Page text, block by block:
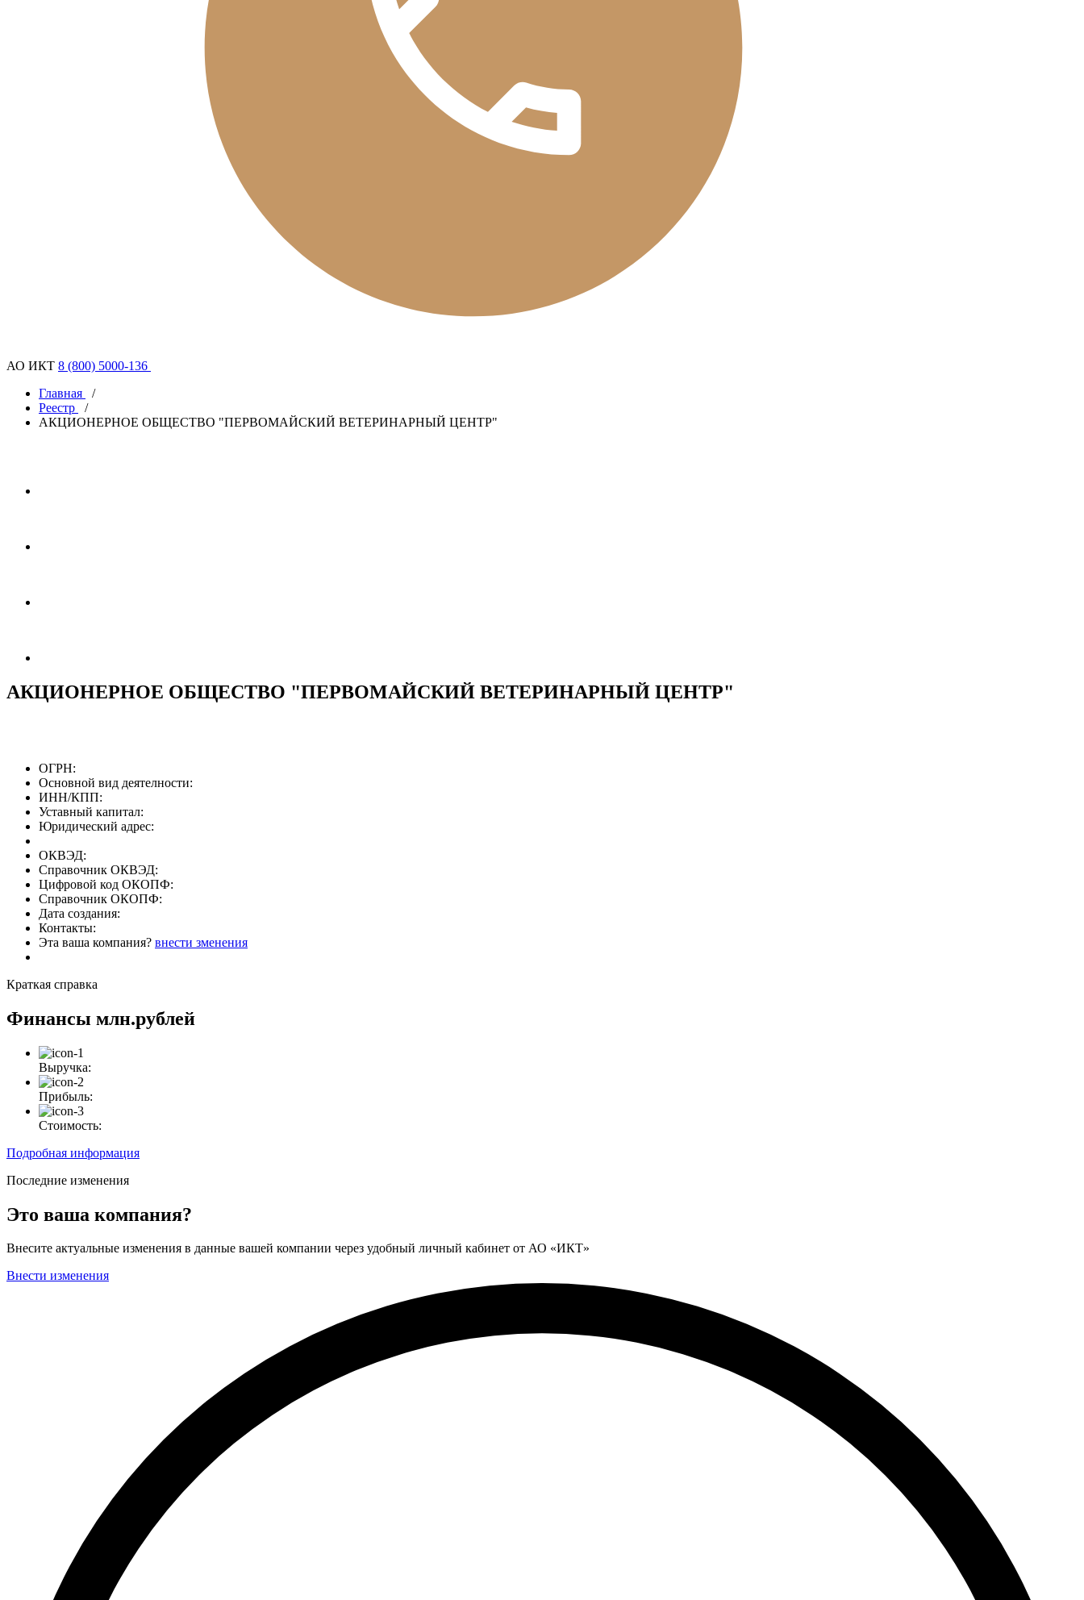
АО ИКТ 8 (800) 5000-136
Главная
/
Реестр
/
АКЦИОНЕРНОЕ ОБЩЕСТВО "ПЕРВОМАЙСКИЙ ВЕТЕРИНАРНЫЙ ЦЕНТР"
АКЦИОНЕРНОЕ ОБЩЕСТВО "ПЕРВОМАЙСКИЙ ВЕТЕРИНАРНЫЙ ЦЕНТР"
ОГРН:
Основной вид деятелности:
ИНН/КПП:
Уставный капитал:
Юридический адрес:
ОКВЭД:
Справочник ОКВЭД:
Цифровой код ОКОПФ:
Справочник ОКОПФ:
Дата создания:
Контакты:
Эта ваша компания? внести зменения
Краткая справка
Финансы млн.рублей
Выручка:
Прибыль:
Стоимость:
Подробная информация
Последние изменения
Это ваша компания?
Внесите актуальные изменения в данные вашей компании через удобный личный кабинет от АО «ИКТ»
Внести изменения